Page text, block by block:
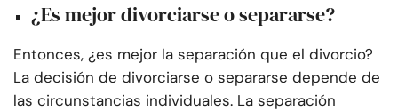
¿Es mejor divorciarse o separarse?
Entonces, ¿es mejor la separación que el divorcio?
La decisión de divorciarse o separarse depende de
las circunstancias individuales. La separación